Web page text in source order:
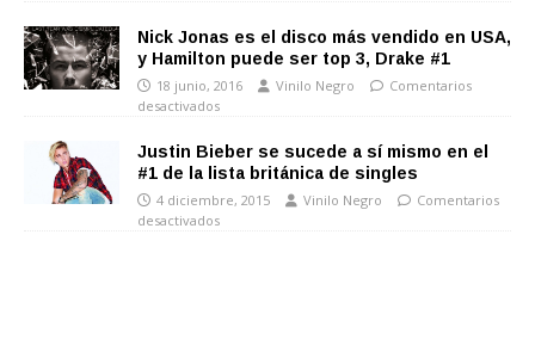
Nick Jonas es el disco más vendido en USA,
y Hamilton puede ser top 3, Drake #1
18 junio, 2016 Vinilo Negro
Comentarios
desactivados
Justin Bieber se sucede a sí mismo en el
#1 de la lista británica de singles
4 diciembre, 2015 Vinilo Negro
Comentarios
desactivados